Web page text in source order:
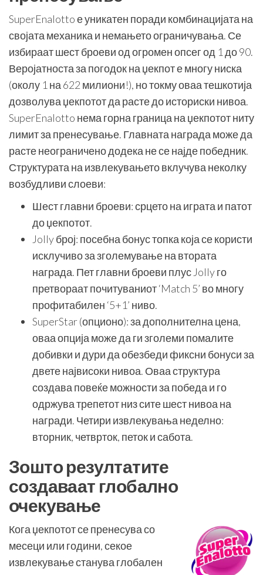
SuperEnalotto е уникатен поради комбинацијата на
својата механика и немањето ограничувања. Се
избираат шест броеви од огромен опсег од 1 до 90.
Веројатноста за погодок на џекпот е многу ниска
(околу 1 на 622 милиони!), но токму оваа тешкотија
дозволува џекпотот да расте до историски нивоа.
SuperEnalotto нема горна граница на џекпотот ниту
лимит за пренесување. Главната награда може да
расте неограничено додека не се најде победник.
Структурата на извлекувањето вклучува неколку
возбудливи слоеви:
Шест главни броеви: срцето на играта и патот
до џекпотот.
Jolly број: посебна бонус топка која се користи
исклучиво за зголемување на втората
награда. Пет главни броеви плус Jolly го
претвораат почитуваниот ‘Match 5’ во многу
профитабилен ‘5+1’ ниво.
SuperStar (опционо): за дополнителна цена,
оваа опција може да ги зголеми помалите
добивки и дури да обезбеди фиксни бонуси за
двете највисоки нивоа. Оваа структура
создава повеќе можности за победа и го
одржува трепетот низ сите шест нивоа на
награди. Четири извлекувања неделно:
вторник, четврток, петок и сабота.
Зошто резултатите
создаваат глобално
очекување
Кога џекпотот се пренесува со
месеци или години, секое
извлекување станува глобален